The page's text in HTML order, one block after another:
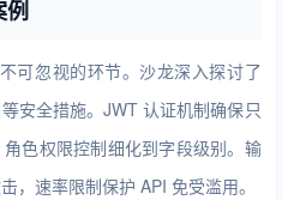
例
可忽视的环节。沙龙深入探讨了
安全措施。JWT 认证机制确保只
色权限控制细化到字段级别。输
，速率限制保护 API 免受滥用。